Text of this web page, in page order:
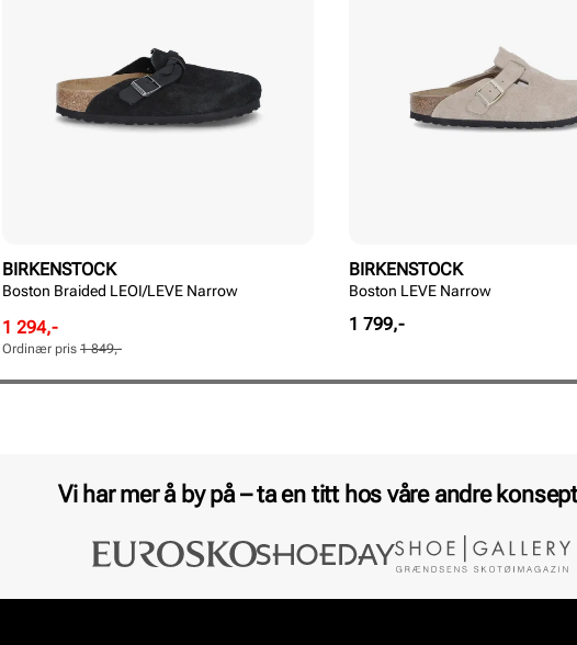
BIRKENSTOCK
Boston Braided LEOI/LEVE Narrow
Rabattert
pris
Pris
1 294,-
Ordinær
pris
Pris
Ordinær pris 1 849,-
BIRKENSTOCK
Boston LEVE Narrow
Pris
1 799,-
Vi har mer å by på – ta en titt hos våre andre